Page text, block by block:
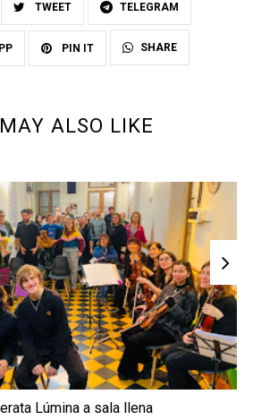
TWEET TELEGRAM
PIN IT SHARE
ALSO LIKE
Lúmina a sala llena